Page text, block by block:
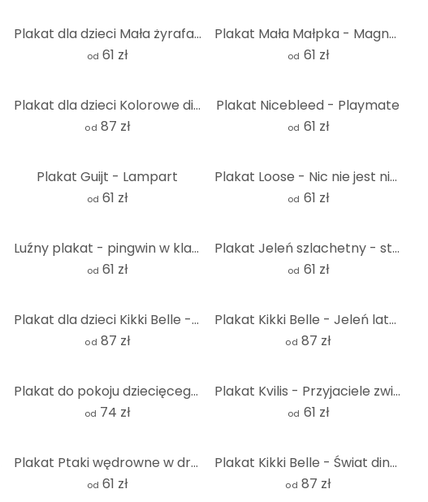
Plakat dla dzieci Mała żyrafa - Magnusson
od 61 zł
Plakat Mała Małpka - Magnusson
od 61 zł
Plakat dla dzieci Kolorowe dinozaury w dżungli - Bonne Müller - Okrągły
od 87 zł
Plakat Nicebleed - Playmate
od 61 zł
Plakat Guijt - Lampart
od 61 zł
Plakat Loose - Nic nie jest niemożliwe
od 61 zł
Luźny plakat - pingwin w klapkach
od 61 zł
Plakat Jeleń szlachetny - strażnik lasu - van Duijn
od 61 zł
Plakat dla dzieci Kikki Belle - Raj w dżungli
od 87 zł
Plakat Kikki Belle - Jeleń latem
od 87 zł
Plakat do pokoju dziecięcego podwodna przygoda z morskimi zwierzętami - Niebieski - Oliver Robins
od 74 zł
Plakat Kvilis - Przyjaciele zwierząt w lesie
od 61 zł
Plakat Ptaki wędrowne w drodze na południe - Kubistika
od 61 zł
Plakat Kikki Belle - Świat dinozaurów
od 87 zł